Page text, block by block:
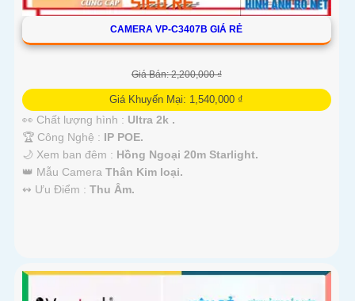
CAMERA VP-C3407B GIÁ RẺ
Giá Bán: 2,200,000 ₫
Giá Khuyến Mại: 1,540,000 ₫
👀 Chất lượng hình : Ultra 2k .
🏆 Công Nghệ : IP POE.
🌙 Xem ban đêm : Hồng Ngoại 20m Starlight.
👑 Mẫu Camera Thân Kim loại.
️↭ Ưu Điểm : Thu Âm.